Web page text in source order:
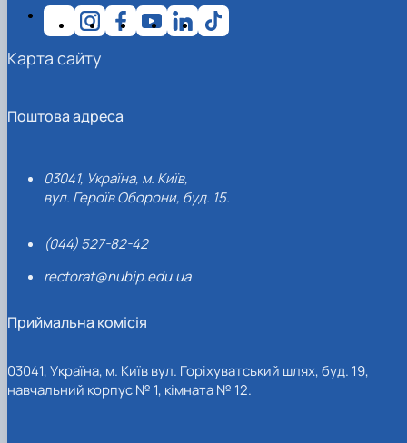
Поштова адреса
03041, Україна, м. Київ,
вул. Героїв Оборони, буд. 15.
(044) 527-82-42
rectorat@nubip.edu.ua
Приймальна комісія
03041, Україна, м. Київ вул. Горіхуватський шлях, буд. 19,
навчальний корпус № 1, кімната № 12.
Карта сайту